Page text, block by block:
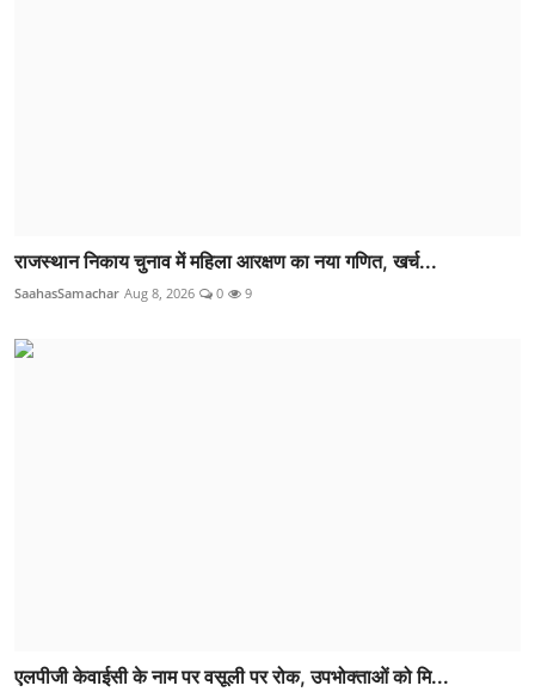
राजस्थान निकाय चुनाव में महिला आरक्षण का नया गणित, खर्च...
SaahasSamachar Aug 8, 2026 0 9
एलपीजी केवाईसी के नाम पर वसूली पर रोक, उपभोक्ताओं को मि...